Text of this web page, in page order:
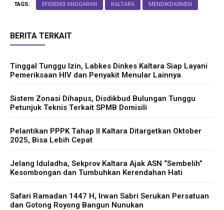
TAGS: EFISIENSI ANGGARAN KALTARA MENDIKDASMEN
BERITA TERKAIT
Tinggal Tunggu Izin, Labkes Dinkes Kaltara Siap Layani
Pemeriksaan HIV dan Penyakit Menular Lainnya
Sistem Zonasi Dihapus, Disdikbud Bulungan Tunggu
Petunjuk Teknis Terkait SPMB Domisili
Pelantikan PPPK Tahap II Kaltara Ditargetkan Oktober
2025, Bisa Lebih Cepat
Jelang Iduladha, Sekprov Kaltara Ajak ASN “Sembelih”
Kesombongan dan Tumbuhkan Kerendahan Hati
Safari Ramadan 1447 H, Irwan Sabri Serukan Persatuan
dan Gotong Royong Bangun Nunukan